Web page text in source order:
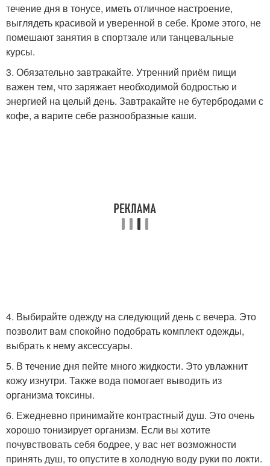
течение дня в тонусе, иметь отличное настроение,
выглядеть красивой и уверенной в себе. Кроме этого, не
помешают занятия в спортзале или танцевальные
курсы.
3. Обязательно завтракайте. Утренний приём пищи
важен тем, что заряжает необходимой бодростью и
энергией на целый день. Завтракайте не бутербродами с
кофе, а варите себе разнообразные каши.
4. Выбирайте одежду на следующий день с вечера. Это
позволит вам спокойно подобрать комплект одежды,
выбрать к нему аксессуары.
5. В течение дня пейте много жидкости. Это увлажнит
кожу изнутри. Также вода помогает выводить из
организма токсины.
6. Ежедневно принимайте контрастный душ. Это очень
хорошо тонизирует организм. Если вы хотите
почувствовать себя бодрее, у вас нет возможности
принять душ, то опустите в холодную воду руки по локти.